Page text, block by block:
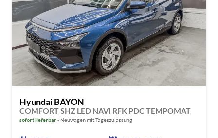
Hyundai BAYON
COMFORT SHZ LED NAVI RFK PDC TEMPOMAT
sofort lieferbar Neuwagen mit Tageszulassung